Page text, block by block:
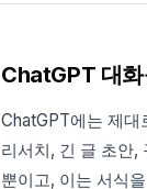
ChatGPT 대
ChatGPT에는 제
리서치, 긴 글 초안,
뿐이고, 이는 서식